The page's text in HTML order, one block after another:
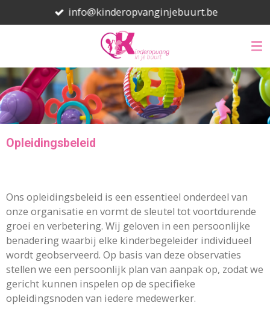
direct
hoofdinhoud
info@kinderopvanginjebuurt.be
Opleidingsbeleid
Ons opleidingsbeleid is een essentieel onderdeel van
onze organisatie en vormt de sleutel tot voortdurende
groei en verbetering. Wij geloven in een persoonlijke
benadering waarbij elke kinderbegeleider individueel
wordt geobserveerd. Op basis van deze observaties
stellen we een persoonlijk plan van aanpak op, zodat we
gericht kunnen inspelen op de specifieke
opleidingsnoden van iedere medewerker.